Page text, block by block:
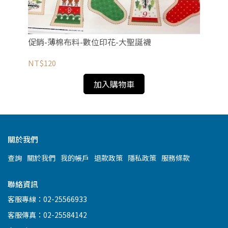
促銷-薄棉布料-數位印花-大聖誕襪
NT$120
加入購物車
關於我們
查詢 關於我們 我的帳戶 退款政策 隱私政策 服務條款
聯絡資訊
客服專線：02-25566933
客服傳真：02-25584142